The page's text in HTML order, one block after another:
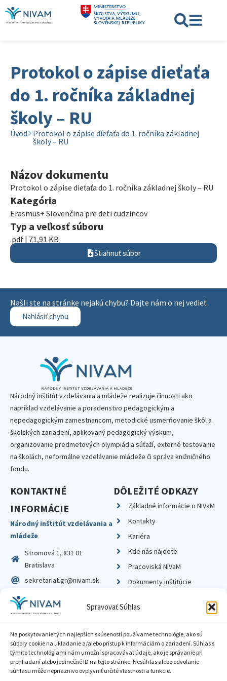
Spravovať Súhlas
Na poskytovanie tých najlepších skúseností používame technológie, ako sú
súbory cookie na ukladanie a/alebo prístup k informáciám o zariadení. Súhlas s
týmito technológiami nám umožní spracovávať údaje, ako je správanie pri
prehliadaní alebo jedinečné ID na tejto stránke. Nesúhlas alebo odvolanie
súhlasu môže nepriaznivo ovplyvniť určité vlastnosti a funkcie.
Protokol o zápise dieťaťa
do 1. ročníka základnej
školy – RU
Úvod
Protokol o zápise dieťaťa do 1. ročníka základnej
školy – RU
Názov dokumentu
Protokol o zápise dieťaťa do 1. ročníka základnej školy – RU
Kategória
Erasmus+ Slovenčina pre deti cudzincov
Typ a veľkosť súboru
.pdf | 71,91 KB
Stiahnuť súbor
Našli ste na stránke nejakú chybu? Dajte nám o nej vedieť.
Nahlásiť chybu
Národný inštitút vzdelávania a mládeže realizuje činnosti ako
napríklad vzdelávanie a poradenstvo pedagogickým a
nepedagogickým zamestnancom, metodické usmerňovanie škôl a
školských zariadení, aplikovaný pedagogický výskum,
organizovanie predmetových olympiád a súťaží, externé testovanie
na školách, neformálne vzdelávanie mládeže či správa knižničného
fondu.
KONTAKTNÉ
INFORMÁCIE
Národný inštitút vzdelávania a
mládeže
Stromová 1, 831 01
Bratislava
sekretariat.gr@nivam.sk
IČO: 00164348
DIČ: 2020798714
DÔLEŽITÉ ODKAZY
Základné informácie o NIVaM
Kontakty
Kariéra
Kde nás nájdete
Pracoviská NIVaM
Dokumenty inštitúcie
Zásady ochrany súkromia